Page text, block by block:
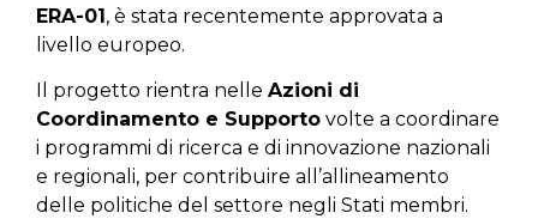
ERA-01, è stata recentemente approvata a
livello europeo.
Il progetto rientra nelle Azioni di
Coordinamento e Supporto volte a coordinare
i programmi di ricerca e di innovazione nazionali
e regionali, per contribuire all’allineamento
delle politiche del settore negli Stati membri.